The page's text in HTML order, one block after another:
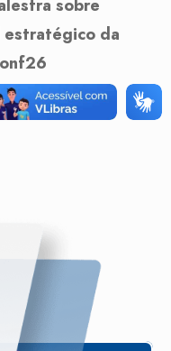
sobre
estratégico da